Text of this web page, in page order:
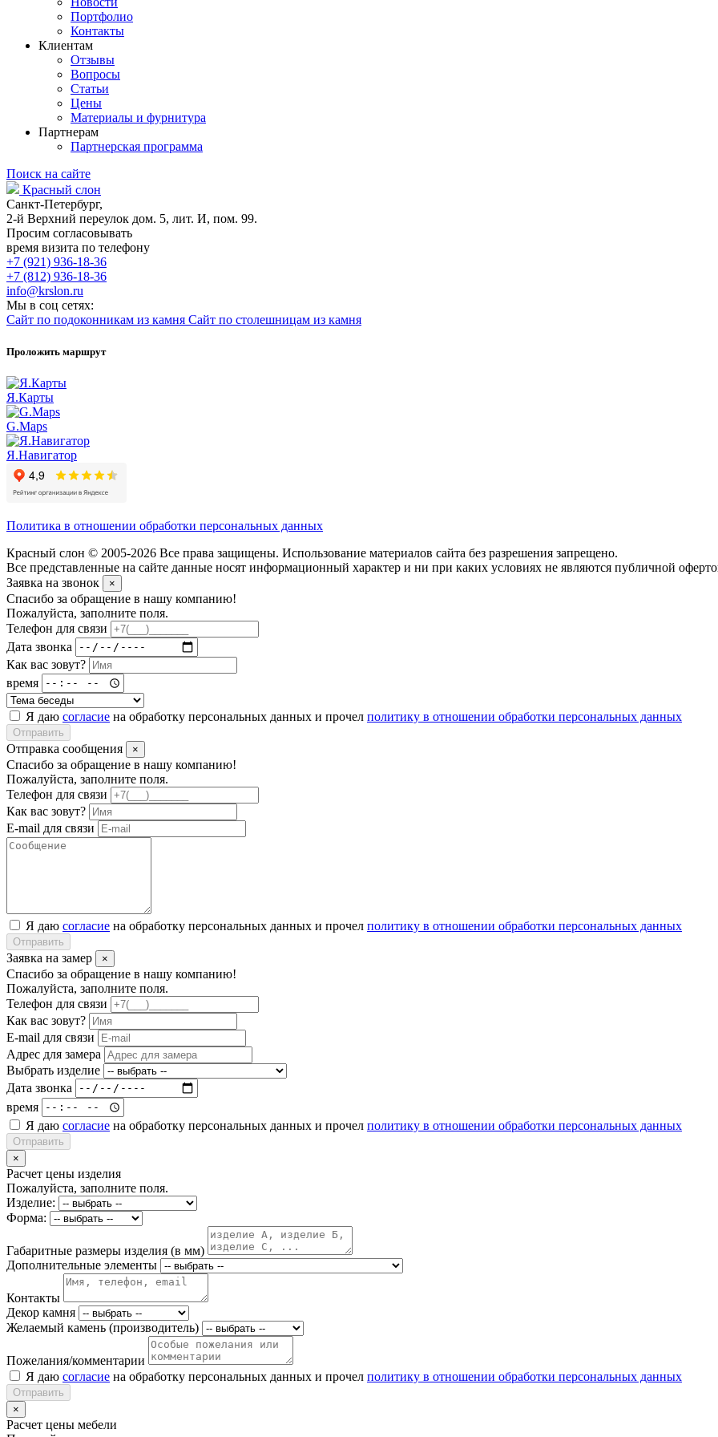
Портфолио
Контакты
Клиентам
Отзывы
Вопросы
Статьи
Цены
Материалы и фурнитура
Партнерам
Партнерская программа
Поиск на сайте
Красный слон
Санкт-Петербург,
2-й Верхний переулок дом. 5, лит. И, пом. 99.
Просим согласовывать
время визита по телефону
+7 (921) 936-18-36
+7 (812) 936-18-36
info@krslon.ru
Мы в соц сетях:
Сайт по подоконникам из камня Сайт по столешницам из камня
Проложить маршрут
Я.Карты
G.Maps
Я.Навигатор
Политика в отношении обработки персональных данных
Красный слон © 2005-2026 Все права защищены. Использование материалов сайта без разрешения запрещено.
Все представленные на сайте данные носят информационный характер и ни при каких условиях не являются публичной
Заявка на звонок
×
Спасибо за обращение в нашу компанию!
Пожалуйста, заполните поля.
Телефон для связи
Дата звонка
Как вас зовут?
время
Я даю согласие на обработку персональных данных и прочел политику в отношении обработки персональных данных
Отправить
Отправка сообщения ×
Спасибо за обращение в нашу компанию!
Пожалуйста, заполните поля.
Телефон для связи
Как вас зовут?
E-mail для связи
Я даю согласие на обработку персональных данных и прочел политику в отношении обработки персональных данных
Отправить
Заявка на замер ×
Спасибо за обращение в нашу компанию!
Пожалуйста, заполните поля.
Телефон для связи
Как вас зовут?
E-mail для связи
Адрес для замера
Выбрать изделие
Дата звонка
время
Я даю согласие на обработку персональных данных и прочел политику в отношении обработки персональных данных
Отправить
×
Расчет цены изделия
Пожалуйста, заполните поля.
Изделие:
Форма:
Габаритные размеры изделия (в мм)
Дополнительные элементы
Контакты
Декор камня
Желаемый камень (производитель)
Пожелания/комментарии
Я даю согласие на обработку персональных данных и прочел политику в отношении обработки персональных данных
Отправить
×
Расчет цены мебели